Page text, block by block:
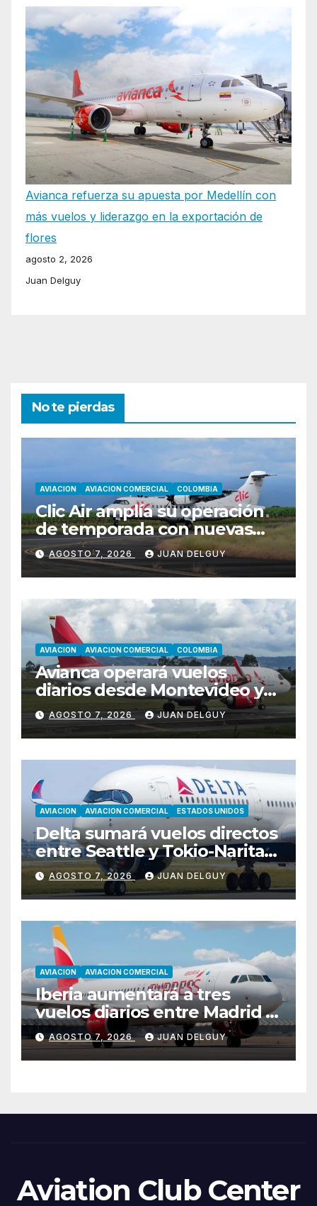
Avianca refuerza su apuesta por Medellín con
más vuelos y liderazgo en la exportación de
flores
agosto 2, 2026
Juan Delguy
No te pierdas
AVIACION AVIACION COMERCIAL COLOMBIA
Clic Air amplía su operación
de temporada con nuevas
rutas hacia Cartagena y Tolú
AGOSTO 7, 2026 JUAN DELGUY
AVIACION AVIACION COMERCIAL COLOMBIA
Avianca operará vuelos
diarios desde Montevideo y
Asunción hacia Bogotá
AGOSTO 7, 2026 JUAN DELGUY
AVIACION AVIACION COMERCIAL ESTADOS UNIDOS
Delta sumará vuelos directos
entre Seattle y Tokio-Narita
desde marzo de 2027
AGOSTO 7, 2026 JUAN DELGUY
AVIACION AVIACION COMERCIAL
Iberia aumentará a tres
vuelos diarios entre Madrid y
Menorca durante el invierno
AGOSTO 7, 2026 JUAN DELGUY
Aviation Club Center